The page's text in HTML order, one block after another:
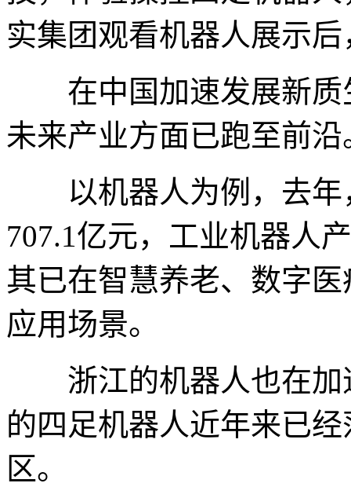
实集团观看机器人展示
在中国加速发展新质
未来产业方面已跑至前沿
以机器人为例，去年
707.1亿元，工业机器人
其已在智慧养老、数字
应用场景。
浙江的机器人也在加
的四足机器人近年来已
区。